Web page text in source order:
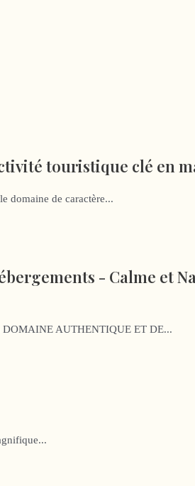
touristique clé en
domaine de caractère...
- Calme et
DOMAINE AUTHENTIQUE ET DE...